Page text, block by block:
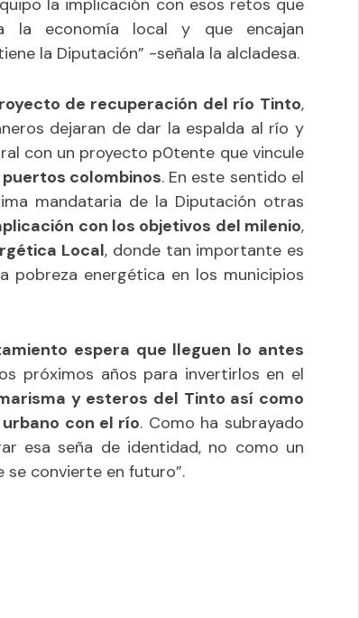
la implicación con esos retos que
la economía local y que encajan
la Diputación” -señala la alcladesa.
de recuperación del río Tinto,
dejaran de dar la espalda al río y
con un proyecto p0tente que vincule
puertos colombinos. En este sentido el
mandataria de la Diputación otras
con los objetivos del milenio,
Local, donde tan importante es
pobreza energética en los municipios
espera que lleguen lo antes
próximos años para invertirlos en el
y esteros del Tinto así como
con el río. Como ha subrayado
esa seña de identidad, no como un
se convierte en futuro”.